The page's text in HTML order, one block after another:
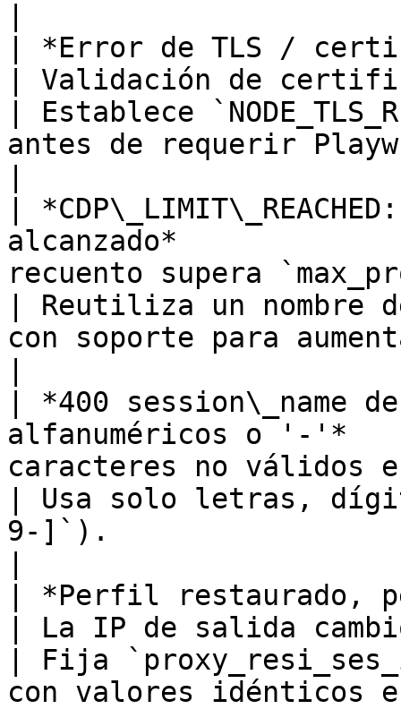
| *Error de TLS /
| Validación de
| Establece
antes de requerir
|
alcanzado*
recuento supera
| Reutiliza un
con soporte para
| *400 session\_name
alfanuméricos o '-'*
caracteres no válidos
| Usa solo letras,
9-]`).
| *Perfil restaurado,
| La IP de salida
| Fija
con valores idénticos